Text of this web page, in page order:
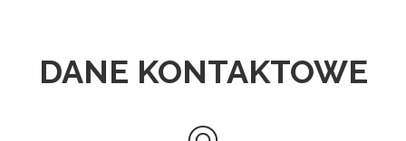
DANE KONTAKTOWE